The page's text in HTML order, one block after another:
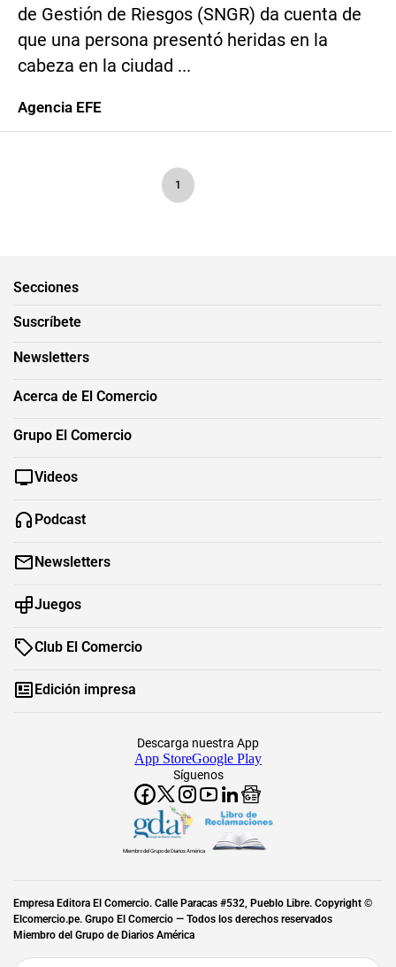
de Gestión de Riesgos (SNGR) da cuenta de
que una persona presentó heridas en la
cabeza en la ciudad ...
Agencia EFE
1
Secciones
Suscríbete
Newsletters
Acerca de El Comercio
Grupo El Comercio
Videos
Podcast
Newsletters
Juegos
Club El Comercio
Edición impresa
Síguenos
Descarga nuestra App
App StoreGoogle Play
Miembro del Grupo de Diarios América
Empresa Editora El Comercio. Calle Paracas #532, Pueblo Libre. Copyright ©
Elcomercio.pe. Grupo El Comercio — Todos los derechos reservados
Miembro del Grupo de Diarios América